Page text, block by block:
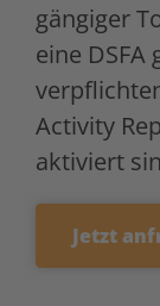
gängiger
eine
Activity
aktiviert
Jetzt